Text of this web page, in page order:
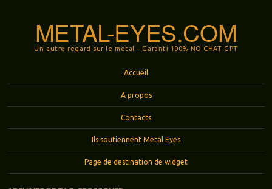
METAL-EYES.COM
Un autre regard sur le metal – Garanti 100% NO CHAT GPT
Accueil
A propos
Contacts
Ils soutiennent Metal Eyes
Page de destination de widget